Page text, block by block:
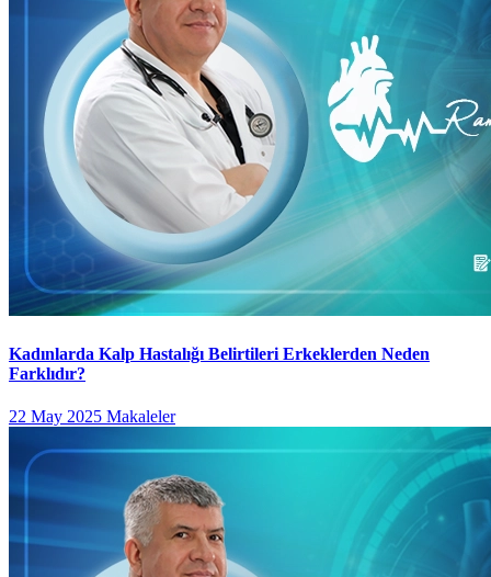
Kadınlarda Kalp Hastalığı Belirtileri Erkeklerden Neden
Farklıdır?
22 May 2025 Makaleler